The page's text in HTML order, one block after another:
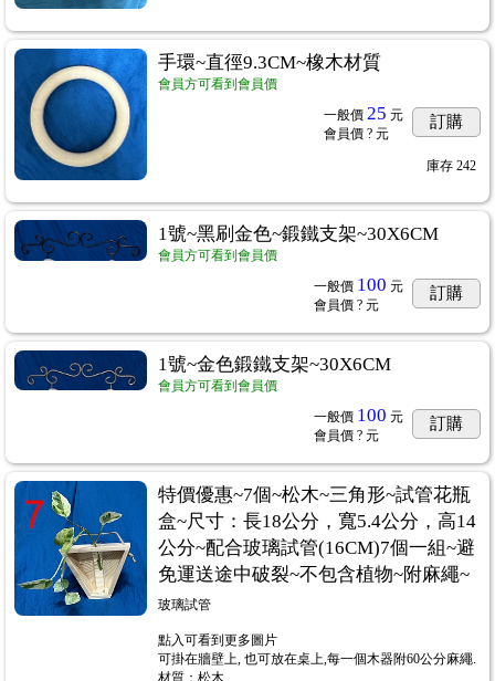
手環~直徑9.3CM~橡木材質
會員方可看到會員價
一般價 25 元
會員價 ? 元
訂購
庫存 242
1號~黑刷金色~鍛鐵支架~30X6CM
會員方可看到會員價
一般價 100 元
會員價 ? 元
訂購
1號~金色鍛鐵支架~30X6CM
會員方可看到會員價
一般價 100 元
會員價 ? 元
訂購
特價優惠~7個~松木~三角形~試管花瓶
盒~尺寸：長18公分，寬5.4公分，高14
公分~配合玻璃試管(16CM)7個一組~避
免運送途中破裂~不包含植物~附麻繩~
玻璃試管
點入可看到更多圖片
可掛在牆壁上, 也可放在桌上,每一個木器附60公分麻繩.
材質：松木